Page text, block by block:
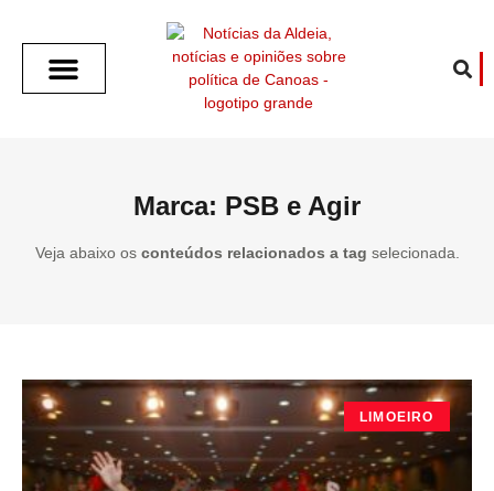
Marca: PSB e Agir
Veja abaixo os conteúdos relacionados a tag selecionada.
LIMOEIRO